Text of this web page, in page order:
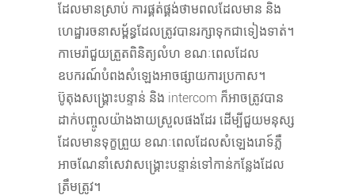
ដែលមានស្រាប់ ការផ្គត់ផ្គង់ថាមពលដែលមាន និង
ហេដ្ឋារចនាសម្ព័ន្ធដែលត្រូវបានរក្សាទុកជាទៀងទាត់។
កាមេរ៉ាជួយត្រួតពិនិត្យលំហ ខណៈពេលដែល
ឧបករណ៍បំពងសំឡេងអាចផ្សាយការប្រកាស។
ប៊ូតុងសង្គ្រោះបន្ទាន់ និង intercom ក៏អាចត្រូវបាន
ដាក់បញ្ចូលយ៉ាងងាយស្រួលផងដែរ ដើម្បីជួយមនុស្ស
ដែលមានទុក្ខព្រួយ ខណៈពេលដែលសំឡេងរោទ៍ភ្លឺ
អាចណែនាំសេវាសង្គ្រោះបន្ទាន់ទៅកាន់កន្លែងដែល
ត្រឹមត្រូវ។